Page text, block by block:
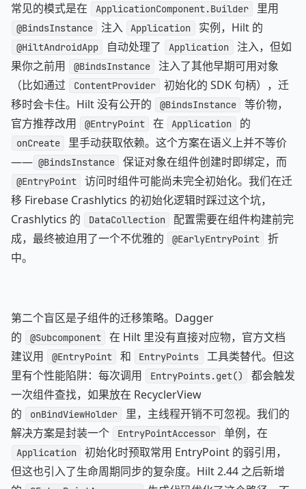
常见的模式是在
ApplicationComponent.Builder 里用
@BindsInstance 注入 Application 实例，Hilt 的
@HiltAndroidApp 自动处理了 Application
注入，但如
果你之前用
@BindsInstance
注入了其他早期可用对象
（比如通过
ContentProvider
初始化的 SDK 句柄），迁
移时会卡住。Hilt 没有公开的
@BindsInstance
等价物，
官方推荐改用
@EntryPoint 在 Application 的
onCreate
里手动获取依赖。这个方案在语义上并不等价
—— @BindsInstance 保证对象在组件创建时即绑定，而
@EntryPoint
访问时组件可能尚未完全初始化。我们在迁
移 Firebase Crashlytics 的初始化逻辑时踩过这个坑，
Crashlytics 的
DataCollection
配置需要在组件构建前完
成，最终被迫用了一个不优雅的
@EarlyEntryPoint
折
中。
第二个盲区是子组件的迁移策略。Dagger
的
@Subcomponent
在 Hilt 里没有直接对应物，官方文档
建议用
@EntryPoint 和 EntryPoints
工具类替代。但这
里有个性能陷阱：每次调用
EntryPoints.get()
都会触发
一次组件查找，如果放在 RecyclerView
的
onBindViewHolder
里，主线程开销不可忽视。我们的
解决方案是封装一个
EntryPointAccessor 单例，在
Application
初始化时预取常用 EntryPoint 的弱引用，
但这也引入了生命周期同步的复杂度。Hilt 2.44 之后新增